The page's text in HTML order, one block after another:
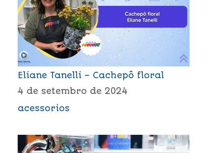
Eliane Tanelli – Cachepô floral
4 de setembro de 2024
acessorios